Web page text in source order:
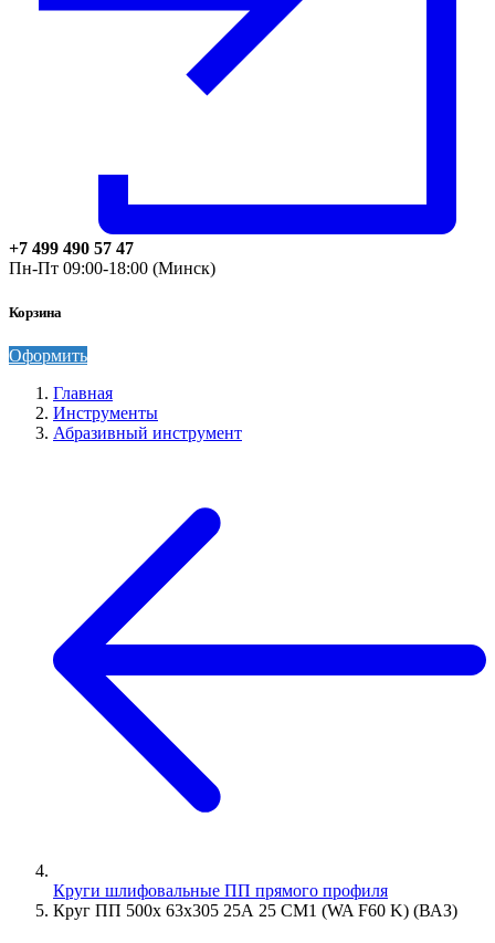
+7 499 490 57 47
Пн-Пт 09:00-18:00 (Минск)
Корзина
Оформить
Главная
Инструменты
Абразивный инструмент
Круги шлифовальные ПП прямого профиля
Круг ПП 500х 63х305 25А 25 СМ1 (WA F60 K) (ВАЗ)